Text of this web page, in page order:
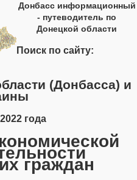
Донбасс информационный
- путеводитель по
Донецкой области
Поиск по сайту:
(Донбасса) и
года
граждан